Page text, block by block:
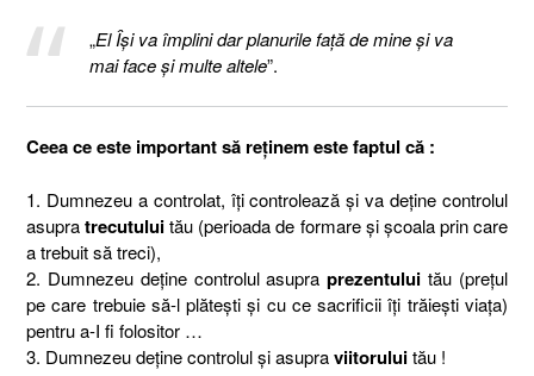
„El Îşi va împlini dar planurile faţă de mine şi va
mai face şi multe altele”.
Ceea ce este important să reţinem este faptul că :
1. Dumnezeu a controlat, îţi controlează şi va deţine controlul
asupratrecutuluitău (perioada de formare şi şcoala prin care
a trebuit să treci),
2. Dumnezeu deţine controlul asupraprezentului tău (preţul
pe care trebuie să-l plăteşti şi cu ce sacrificii îţi trăieşti viaţa)
pentru a-I fi folositor …
3. Dumnezeu deţine controlul şi asupraviitoruluitău !